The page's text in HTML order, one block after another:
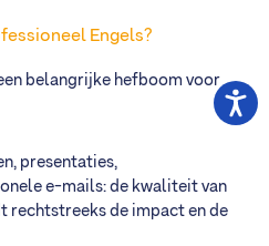
Engels?
belangrijke hefboom voor
presentaties,
e-mails: de kwaliteit van
rechtstreeks de impact en de